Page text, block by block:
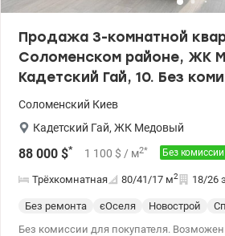
Продажа 3-комнатной
Соломенском районе, ЖК
Кадетский Гай, 10. Без
Соломенский Киев
Кадетский Гай, ЖК Медовый
88 000 $* 1 100 $ / м2* Без комиссии
Трёхкомнатная 80/41/17 м2 18/26
Без ремонта єОселя Новострой
Без комиссии для покупателя.